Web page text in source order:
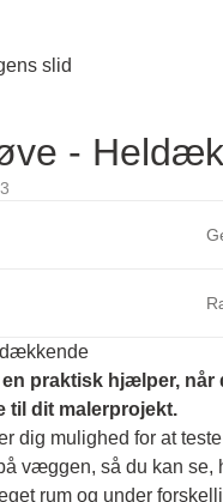
slid
-
en praktisk hjælper,
til dit malerprojekt.
dig mulighed for at
væggen, så du kan se,
rum og under